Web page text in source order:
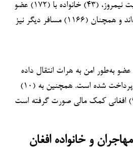
از طریق راه ورېښمو در ولایت نیمروز، (۴۳) خانواده با (۱۷۲) عضو
به کشور بازگشته و ثبت شده‌اند و همچنان (۱۱۶۶) مسافر دیگر نیز
نیمروز، (۱) خانواده با (۳) عضو به‌طور امن به هرات انتقال داده
شده و (۷۰۰۰) افغانی کرایه پرداخت شده است. همچنین به (۱۰)
و خانواده افغان